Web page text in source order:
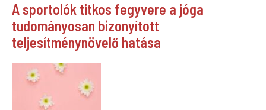
A sportolók titkos fegyvere a jóga
tudományosan bizonyított
teljesítménynövelő hatása